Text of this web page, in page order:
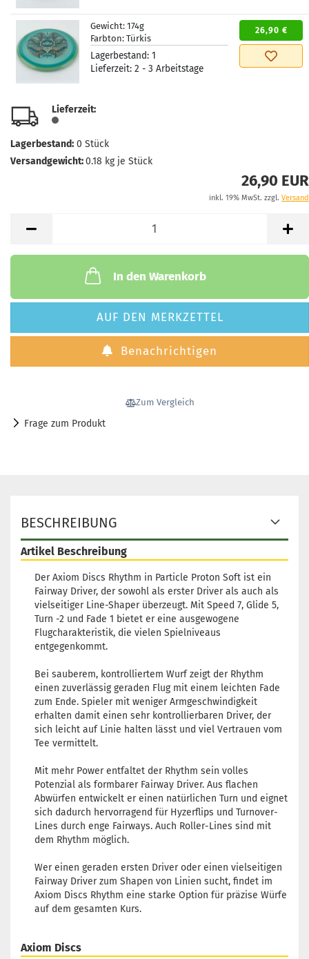
Gewicht: 174g
Farbton: Türkis
Lagerbestand: 1
Lieferzeit: 2 - 3 Arbeitstage
26,90 €
Lieferzeit:
Lagerbestand: 0 Stück
Versandgewicht:0.18 kg je Stück
26,90 EUR
inkl. 19% MwSt. zzgl. Versand
In den Warenkorb
AUF DEN MERKZETTEL
Benachrichtigen
Zum Vergleich
Frage zum Produkt
BESCHREIBUNG
Artikel Beschreibung
Der Axiom Discs Rhythm in Particle Proton Soft ist ein
Fairway Driver, der sowohl als erster Driver als auch als
vielseitiger Line-Shaper überzeugt. Mit Speed 7, Glide 5,
Turn -2 und Fade 1 bietet er eine ausgewogene
Flugcharakteristik, die vielen Spielniveaus
entgegenkommt.
Bei sauberem, kontrolliertem Wurf zeigt der Rhythm
einen zuverlässig geraden Flug mit einem leichten Fade
zum Ende. Spieler mit weniger Armgeschwindigkeit
erhalten damit einen sehr kontrollierbaren Driver, der
sich leicht auf Linie halten lässt und viel Vertrauen vom
Tee vermittelt.
Mit mehr Power entfaltet der Rhythm sein volles
Potenzial als formbarer Fairway Driver. Aus flachen
Abwürfen entwickelt er einen natürlichen Turn und eignet
sich dadurch hervorragend für Hyzerflips und Turnover-
Lines durch enge Fairways. Auch Roller-Lines sind mit
dem Rhythm möglich.
Wer einen geraden ersten Driver oder einen vielseitigen
Fairway Driver zum Shapen von Linien sucht, findet im
Axiom Discs Rhythm eine starke Option für präzise Würfe
auf dem gesamten Kurs.
Axiom Discs